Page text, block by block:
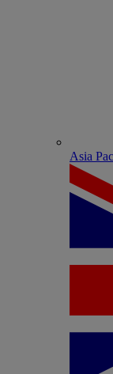
Asia